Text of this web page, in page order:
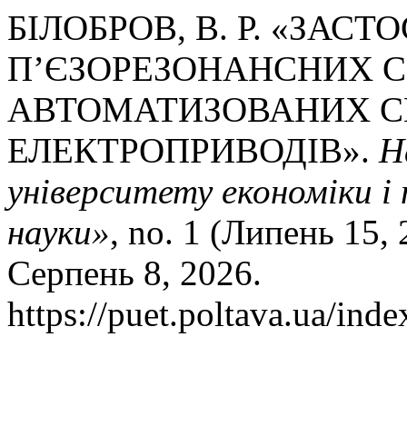
БІЛОБРОВ, В. Р.
П’ЄЗОРЕЗОНАНСНИХ
АВТОМАТИЗОВАНИХ
ЕЛЕКТРОПРИВОДІВ».
університету економіки і
науки», no. 1 (Липень 15,
Серпень 8, 2026.
https://puet.poltava.ua/